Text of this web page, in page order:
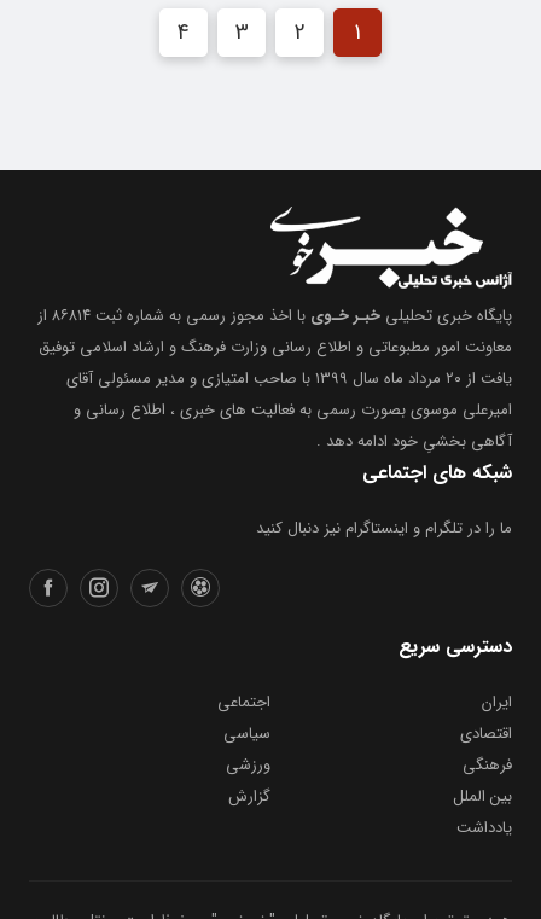
1
2
3
4
پایگاه خبری تحلیلی خبـر خـوی
با اخذ مجوز رسمی به شماره ثبت ۸۶۸۱۴ از
معاونت امور مطبوعاتی و اطلاع رسانی وزارت فرهنگ و ارشاد اسلامی توفیق
یافت از ۲۰ مرداد ماه سال ۱۳۹۹ با صاحب امتیازی و مدیر مسئولی آقای
امیرعلی موسوی بصورت رسمی به فعالیت های خبری ، اطلاع رسانی و
آگاهی بخشیِ خود ادامه دهد .
شبکه های اجتماعی
ما را در تلگرام و اینستاگرام نیز دنبال کنید
دسترسی سریع
ایران
اجتماعی
اقتصادی
سیاسی
فرهنگی
ورزشی
بین الملل
گزارش
یادداشت